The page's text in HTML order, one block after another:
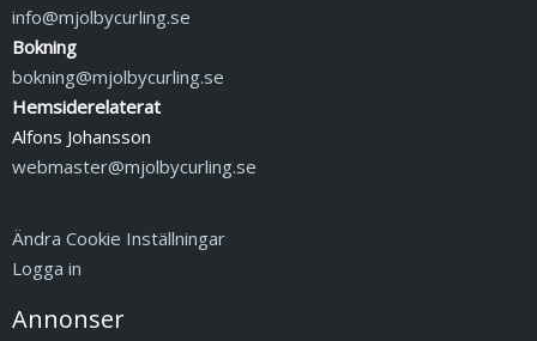
info@mjolbycurling.se
Bokning
bokning@mjolbycurling.se
Hemsiderelaterat
Alfons Johansson
webmaster@mjolbycurling.se
Ändra Cookie Inställningar
Logga in
Annonser